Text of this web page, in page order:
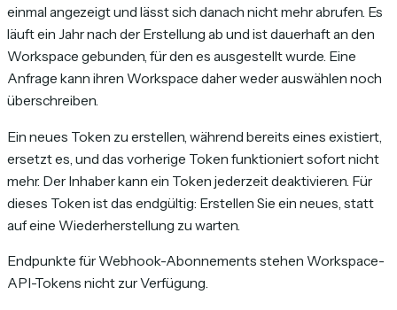
einmal angezeigt und lässt sich danach nicht mehr abrufen. Es
läuft ein Jahr nach der Erstellung ab und ist dauerhaft an den
Workspace gebunden, für den es ausgestellt wurde. Eine
Anfrage kann ihren Workspace daher weder auswählen noch
überschreiben.
Ein neues Token zu erstellen, während bereits eines existiert,
ersetzt es, und das vorherige Token funktioniert sofort nicht
mehr. Der Inhaber kann ein Token jederzeit deaktivieren. Für
dieses Token ist das endgültig: Erstellen Sie ein neues, statt
auf eine Wiederherstellung zu warten.
Endpunkte für Webhook-Abonnements stehen Workspace-
API-Tokens nicht zur Verfügung.